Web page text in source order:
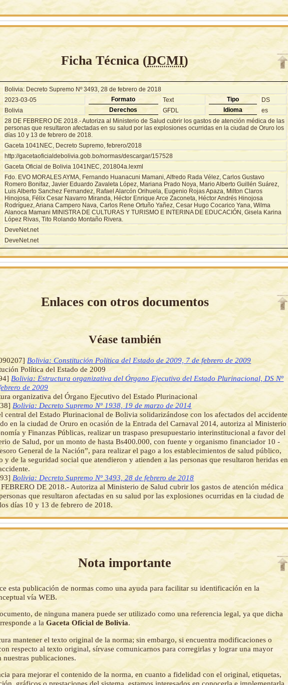
Ficha Técnica (DCMI)
Bolivia: Decreto Supremo Nº 3493, 28 de febrero de 2018
2023-03-05 Formato Text Tipo
DS
Bolivia Derechos GFDL Idioma es
28 DE FEBRERO DE 2018.- Autoriza al Ministerio de Salud cubrir los gastos de atención médica de las
personas que resultaron afectadas en su salud por las explosiones ocurridas en la ciudad de Oruro los
días 10 y 13 de febrero de 2018.
Gaceta 1041NEC, Decreto Supremo, febrero/2018
http://gacetaoficialdebolivia.gob.bo/normas/descargar/157528
Gaceta Oficial de Bolivia 1041NEC, 201804a.lexml
Fdo. EVO MORALES AYMA, Fernando Huanacuni Mamani, Alfredo Rada Vélez, Carlos Gustavo
Romero Bonifaz, Javier Eduardo Zavaleta López, Mariana Prado Noya, Mario Alberto Guillén Suárez,
Luis Alberto Sanchez Fernandez, Rafael Alarcón Orihuela, Eugenio Rojas Apaza, Milton Claros
Hinojosa, Félix Cesar Navarro Miranda, Héctor Enrique Arce Zaconeta, Héctor Andrés Hinojosa
Rodríguez, Ariana Campero Nava, Carlos Rene Ortuño Yañez, Cesar Hugo Cocarico Yana, Wilma
Alanoca Mamani MINISTRA DE CULTURAS Y TURISMO E INTERINA DE EDUCACIÓN, Gisela Karina
López Rivas, Tito Rolando Montaño Rivera.
DeveNet.net
DeveNet.net
Enlaces con otros documentos
Véase también
Bolivia: Constitución Política del Estado de 2009, 7 de febrero de 2009
Política del Estado de 2009
Bolivia: Estructura organizativa del Órgano Ejecutivo del Estado Plurinacional, DS Nº
de 2009
organizativa del Órgano Ejecutivo del Estado Plurinacional
Bolivia: Decreto Supremo Nº 1938, 19 de marzo de 2014
central del Estado Plurinacional de Bolivia solidarizándose con los afectados del accidente
en la ciudad de Oruro en ocasión de la Entrada del Carnaval 2014, autoriza al Ministerio
y Finanzas Públicas, realizar un traspaso presupuestario interinstitucional a favor del
de Salud, por un monto de hasta Bs400.000, con fuente y organismo financiador 10 -
General de la Nación”, para realizar el pago a los establecimientos de salud público,
y de la seguridad social que atendieron y atienden a las personas que resultaron heridas en
Bolivia: Decreto Supremo Nº 3493, 28 de febrero de 2018
DE 2018.- Autoriza al Ministerio de Salud cubrir los gastos de atención médica
que resultaron afectadas en su salud por las explosiones ocurridas en la ciudad de
días 10 y 13 de febrero de 2018.
Nota importante
esta publicación de normas como una ayuda para facilitar su identificación en la
vía WEB.
de ninguna manera puede ser utilizado como una referencia legal, ya que dicha
a laGaceta Oficial de Bolivia.
mantener el texto original de la norma; sin embargo, si encuentra modificaciones o
respecto al texto original, sírvase comunicarnos para corregirlas y lograr una mayor
nuestras publicaciones.
para mejorar el contenido de la norma, en cuanto a fidelidad con el original, etiquetas,
gráficos o prestaciones del sistema, estamos interesados en conocerla e implementarla.